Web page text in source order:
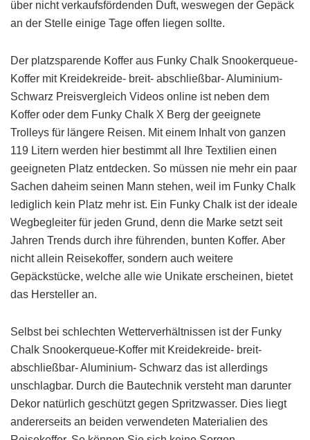
über nicht verkaufsfördenden Duft, weswegen der Gepäck
an der Stelle einige Tage offen liegen sollte.
Der platzsparende Koffer aus Funky Chalk Snookerqueue-
Koffer mit Kreidekreide- breit- abschließbar- Aluminium-
Schwarz Preisvergleich Videos online ist neben dem
Koffer oder dem Funky Chalk X Berg der geeignete
Trolleys für längere Reisen. Mit einem Inhalt von ganzen
119 Litern werden hier bestimmt all Ihre Textilien einen
geeigneten Platz entdecken. So müssen nie mehr ein paar
Sachen daheim seinen Mann stehen, weil im Funky Chalk
lediglich kein Platz mehr ist. Ein Funky Chalk ist der ideale
Wegbegleiter für jeden Grund, denn die Marke setzt seit
Jahren Trends durch ihre führenden, bunten Koffer. Aber
nicht allein Reisekoffer, sondern auch weitere
Gepäckstücke, welche alle wie Unikate erscheinen, bietet
das Hersteller an.
Selbst bei schlechten Wetterverhältnissen ist der Funky
Chalk Snookerqueue-Koffer mit Kreidekreide- breit-
abschließbar- Aluminium- Schwarz das ist allerdings
unschlagbar. Durch die Bautechnik versteht man darunter
Dekor natürlich geschützt gegen Spritzwasser. Dies liegt
andererseits an beiden verwendeten Materialien des